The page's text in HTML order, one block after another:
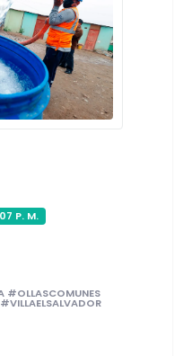
P. M.
#OLLASCOMUNES